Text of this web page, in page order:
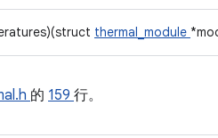
thermal_module
的 159 行。